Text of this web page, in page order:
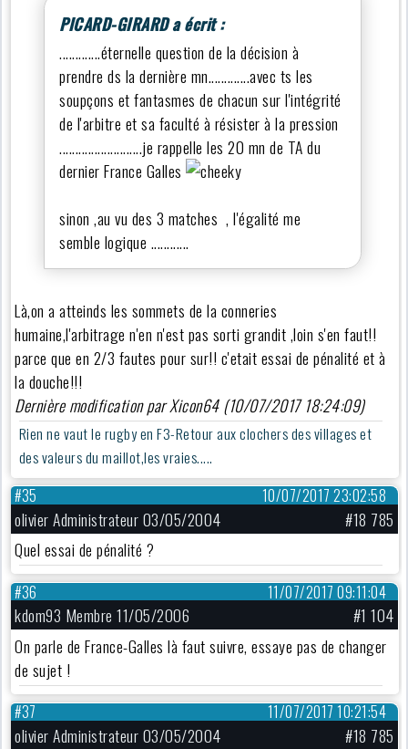
PICARD-GIRARD a écrit :
.............éternelle question de la décision à
prendre ds la dernière mn.............avec ts les
soupçons et fantasmes de chacun sur l'intégrité
de l'arbitre et sa faculté à résister à la pression
..........................je rappelle les 20 mn de TA du
dernier France Galles
sinon ,au vu des 3 matches , l'égalité me
semble logique ............
Là,on a atteinds les sommets de la conneries
humaine,l'arbitrage n'en n'est pas sorti grandit ,loin s'en faut!!
parce que en 2/3 fautes pour sur!! c'etait essai de pénalité et à
la douche!!!
Dernière modification par Xicon64 (10/07/2017 18:24:09)
Rien ne vaut le rugby en F3-Retour aux clochers des villages et
des valeurs du maillot,les vraies.....
10/07/2017 23:02:58
#35
olivier Administrateur 03/05/2004
#18 785
Quel essai de pénalité ?
11/07/2017 09:11:04
#36
kdom93 Membre 11/05/2006
#1 104
On parle de France-Galles là faut suivre, essaye pas de changer
de sujet !
11/07/2017 10:21:54
#37
olivier Administrateur 03/05/2004
#18 785